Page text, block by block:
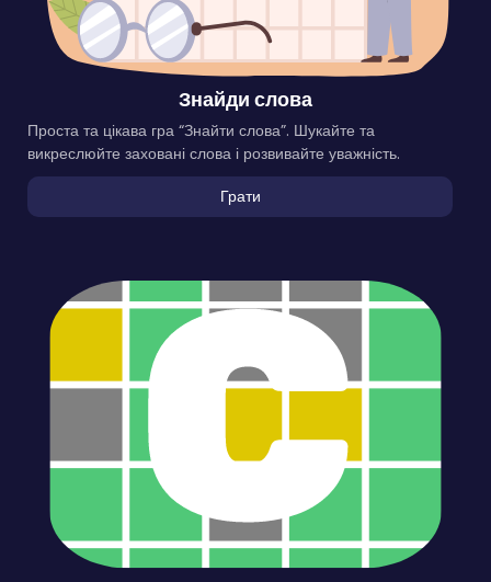
Знайди слова
Проста та цікава гра “Знайти слова”. Шукайте та
викреслюйте заховані слова і розвивайте уважність.
Грати